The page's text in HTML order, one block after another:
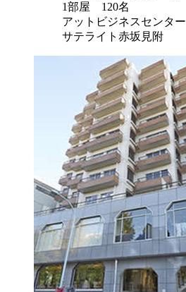
1部屋 120名
アットビジネスセンター
サテライト赤坂見附